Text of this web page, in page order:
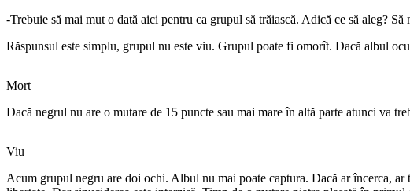
-Trebuie să mai mut o dată aici pentru ca grupul să trăiască. Adică ce să aleg?
Răspunsul este simplu, grupul nu este viu. Grupul poate fi omorît. Dacă albul
Mort
Dacă negrul nu are o mutare de 15 puncte sau mai mare în altă parte atunci va
Viu
Acum grupul negru are doi ochi. Albul nu mai poate captura. Dacă ar încerca,